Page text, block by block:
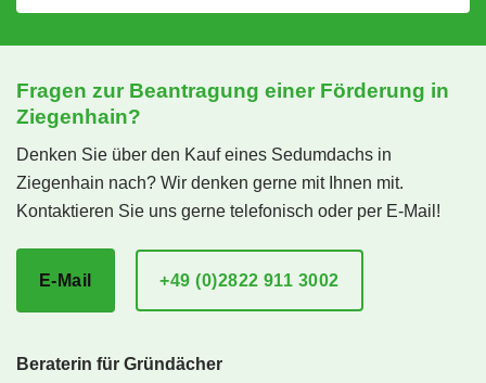
Fragen zur Beantragung einer Förderung in
Ziegenhain?
Denken Sie über den Kauf eines Sedumdachs in
Ziegenhain nach? Wir denken gerne mit Ihnen mit.
Kontaktieren Sie uns gerne telefonisch oder per E-Mail!
E-Mail +49 (0)2822 911 3002
Beraterin für Gründächer